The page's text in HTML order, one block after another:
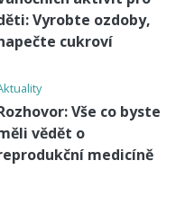
Vyrobte ozdoby,
cukroví
Vše co byste
vědět o
medicíně